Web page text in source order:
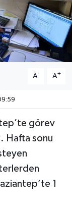
A- A+
görev
Hafta sonu
1